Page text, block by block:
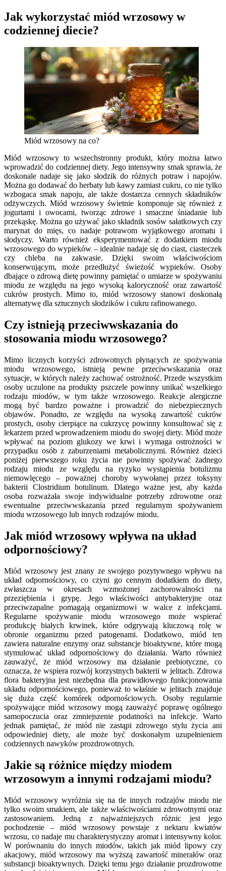
Jak wykorzystać miód wrzosowy w
codziennej diecie?
Miód wrzosowy na co?
Miód wrzosowy to wszechstronny produkt, który można łatwo
wprowadzić do codziennej diety. Jego intensywny smak sprawia, że
doskonale nadaje się jako słodzik do różnych potraw i napojów.
Można go dodawać do herbaty lub kawy zamiast cukru, co nie tylko
wzbogaca smak napoju, ale także dostarcza cennych składników
odżywczych. Miód wrzosowy świetnie komponuje się również z
jogurtami i owocami, tworząc zdrowe i smaczne śniadanie lub
przekąskę. Można go używać jako składnik sosów sałatkowych czy
marynat do mięs, co nadaje potrawom wyjątkowego aromatu i
słodyczy. Warto również eksperymentować z dodatkiem miodu
wrzosowego do wypieków – idealnie nadaje się do ciast, ciasteczek
czy chleba na zakwasie. Dzięki swoim właściwościom
konserwującym, może przedłużyć świeżość wypieków. Osoby
dbające o zdrową dietę powinny pamiętać o umiarze w spożywaniu
miodu ze względu na jego wysoką kaloryczność oraz zawartość
cukrów prostych. Mimo to, miód wrzosowy stanowi doskonałą
alternatywę dla sztucznych słodzików i cukru rafinowanego.
Czy istnieją przeciwwskazania do
stosowania miodu wrzosowego?
Mimo licznych korzyści zdrowotnych płynących ze spożywania
miodu wrzosowego, istnieją pewne przeciwwskazania oraz
sytuacje, w których należy zachować ostrożność. Przede wszystkim
osoby uczulone na produkty pszczele powinny unikać wszelkiego
rodzaju miodów, w tym także wrzosowego. Reakcje alergiczne
mogą być bardzo poważne i prowadzić do niebezpiecznych
objawów. Ponadto, ze względu na wysoką zawartość cukrów
prostych, osoby cierpiące na cukrzycę powinny konsultować się z
lekarzem przed wprowadzeniem miodu do swojej diety. Miód może
wpływać na poziom glukozy we krwi i wymaga ostrożności w
przypadku osób z zaburzeniami metabolicznymi. Również dzieci
poniżej pierwszego roku życia nie powinny spożywać żadnego
rodzaju miodu ze względu na ryzyko wystąpienia botulizmu
niemowlęcego – poważnej choroby wywołanej przez toksyny
bakterii Clostridium botulinum. Dlatego ważne jest, aby każda
osoba rozważała swoje indywidualne potrzeby zdrowotne oraz
ewentualne przeciwwskazania przed regularnym spożywaniem
miodu wrzosowego lub innych rodzajów miodu.
Jak miód wrzosowy wpływa na układ
odpornościowy?
Miód wrzosowy jest znany ze swojego pozytywnego wpływu na
układ odpornościowy, co czyni go cennym dodatkiem do diety,
zwłaszcza w okresach wzmożonej zachorowalności na
przeziębienia i grypę. Jego właściwości antybakteryjne oraz
przeciwzapalne pomagają organizmowi w walce z infekcjami.
Regularne spożywanie miodu wrzosowego może wspierać
produkcję białych krwinek, które odgrywają kluczową rolę w
obronie organizmu przed patogenami. Dodatkowo, miód ten
zawiera naturalne enzymy oraz substancje bioaktywne, które mogą
stymulować układ odpornościowy do działania. Warto również
zauważyć, że miód wrzosowy ma działanie prebiotyczne, co
oznacza, że wspiera rozwój korzystnych bakterii w jelitach. Zdrowa
flora bakteryjna jest niezbędna dla prawidłowego funkcjonowania
układu odpornościowego, ponieważ to właśnie w jelitach znajduje
się duża część komórek odpornościowych. Osoby regularnie
spożywające miód wrzosowy mogą zauważyć poprawę ogólnego
samopoczucia oraz zmniejszenie podatności na infekcje. Warto
jednak pamiętać, że miód nie zastąpi zdrowego stylu życia ani
odpowiedniej diety, ale może być doskonałym uzupełnieniem
codziennych nawyków prozdrowotnych.
Jakie są różnice między miodem
wrzosowym a innymi rodzajami miodu?
Miód wrzosowy wyróżnia się na tle innych rodzajów miodu nie
tylko swoim smakiem, ale także właściwościami zdrowotnymi oraz
zastosowaniem. Jedną z najważniejszych różnic jest jego
pochodzenie – miód wrzosowy powstaje z nektaru kwiatów
wrzosu, co nadaje mu charakterystyczny aromat i intensywny kolor.
W porównaniu do innych miodów, takich jak miód lipowy czy
akacjowy, miód wrzosowy ma wyższą zawartość minerałów oraz
substancji bioaktywnych. Dzięki temu jego działanie prozdrowotne